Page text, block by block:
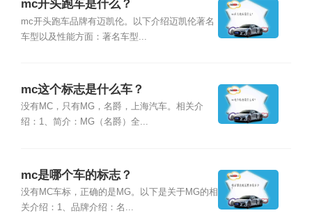
mc开头跑车是什么？
mc开头跑车品牌有迈凯伦。以下介绍迈凯伦著名
车型以及性能方面：著名车型...
mc这个标志是什么车？
没有MC，只有MG，名爵，上海汽车。相关介
绍：1、简介：MG（名爵）全...
mc是哪个车的标志？
没有MC车标，正确的是MG。以下是关于MG的相
关介绍：1、品牌介绍：名...